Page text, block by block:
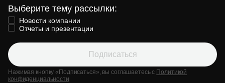
Выберите тему рассылки:
Новости компании
Отчеты и презентации
Подписаться
Нажимая кнопку «Подписаться», вы соглашаетесь с Политикой
конфиденциальности